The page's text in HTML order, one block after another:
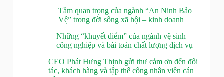
Tầm quan trọng của ngành “An Ninh Bảo
Vệ” trong đời sống xã hội – kinh doanh
Những “khuyết điểm” của ngành vệ sinh
công nghiệp và bài toán chất lượng dịch vụ
CEO Phát Hưng Thịnh gửi thư cảm ơn đến đối
tác, khách hàng và tập thể công nhân viên cán